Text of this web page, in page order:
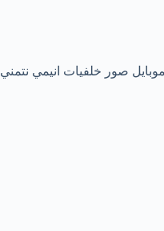
صور خلفيات انيمي